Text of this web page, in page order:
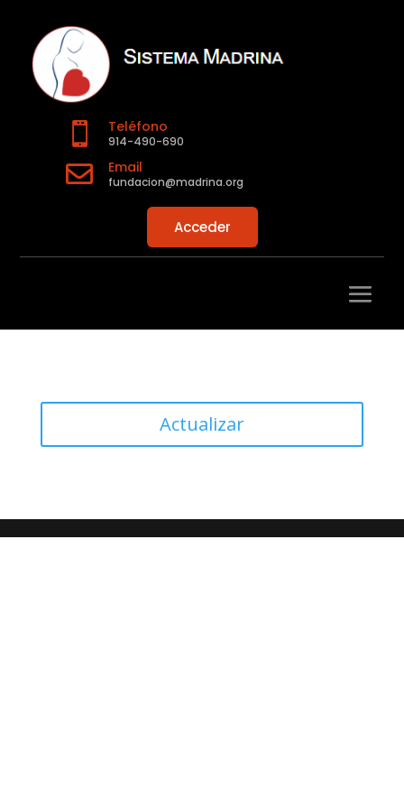
 Teléfono
914-490-690
 Email
fundacion@madrina.org
Acceder
Actualizar